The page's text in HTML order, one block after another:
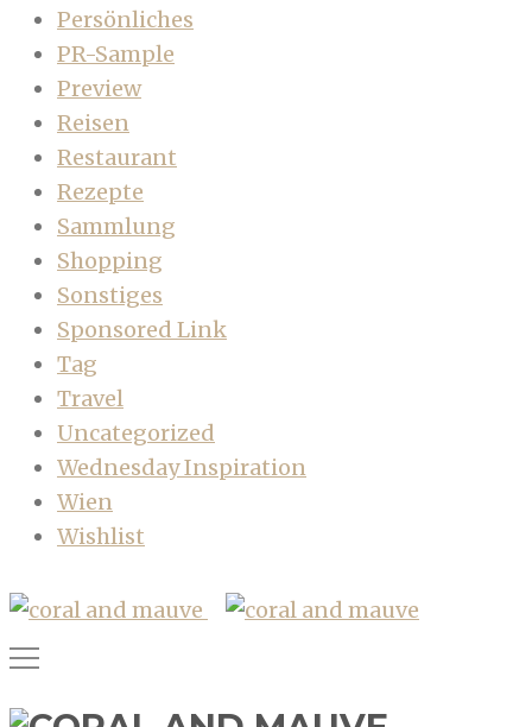
Persönliches
PR-Sample
Preview
Reisen
Restaurant
Rezepte
Sammlung
Shopping
Sonstiges
Sponsored Link
Tag
Travel
Uncategorized
Wednesday Inspiration
Wien
Wishlist